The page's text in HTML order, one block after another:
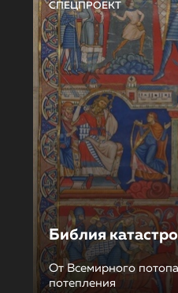
СПЕЦПРОЕКТ
Библия
От Всемирного
потепления